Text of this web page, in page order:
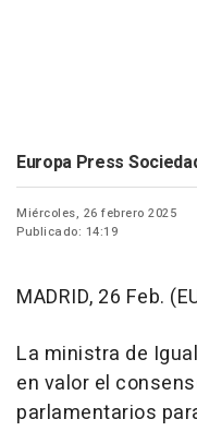
Europa Press
Miércoles, 26 febrero 2025
Publicado: 14:19
MADRID, 26 Feb.
La ministra de
en valor el
parlamentarios